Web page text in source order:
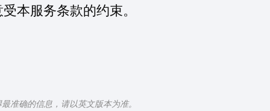
本服务条款的约束。
准确的信息，请以英文版本为准。